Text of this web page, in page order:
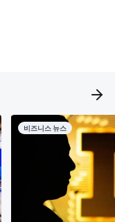
비즈니스 뉴스